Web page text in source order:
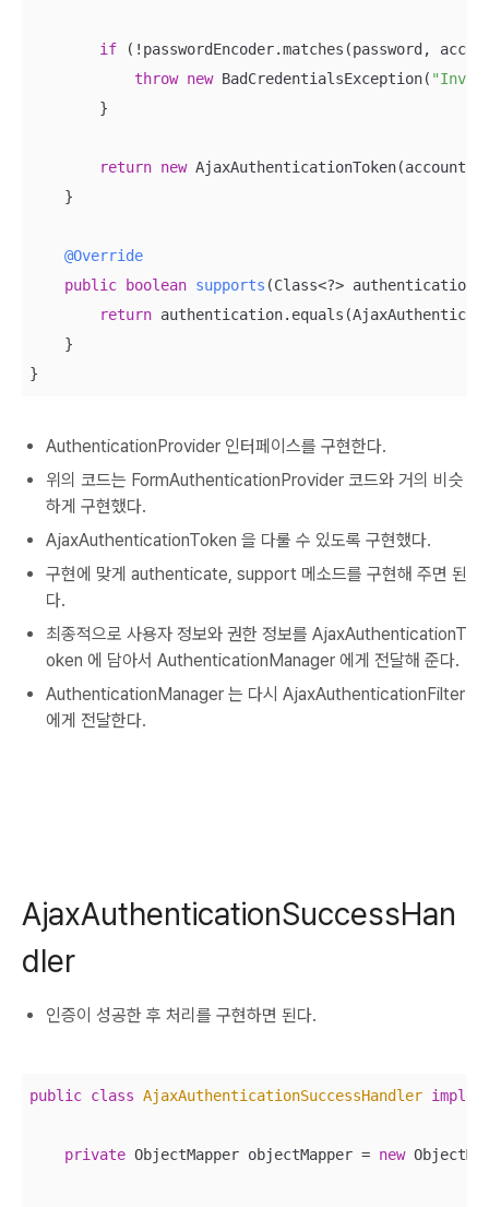
if (!passwordEncoder.matches(password,
throw new BadCredentialsException(
        }
return new
    }
@Override
public
boolean supports (Class<?> authentication)
return
    }
}
AuthenticationProvider 인터페이스를 구현한다.
위의 코드는 FormAuthenticationProvider 코드와 거의 비슷
하게 구현했다.
AjaxAuthenticationToken 을 다룰 수 있도록 구현했다.
구현에 맞게 authenticate, support 메소드를 구현해 주면 된
다.
최종적으로 사용자 정보와 권한 정보를 AjaxAuthenticationT
oken 에 담아서 AuthenticationManager 에게 전달해 준다.
AuthenticationManager 는 다시 AjaxAuthenticationFilter
에게 전달한다.
AjaxAuthenticationSuccessHan
dler
인증이 성공한 후 처리를 구현하면 된다.
public class AjaxAuthenticationSuccessHandler
private ObjectMapper objectMapper = new